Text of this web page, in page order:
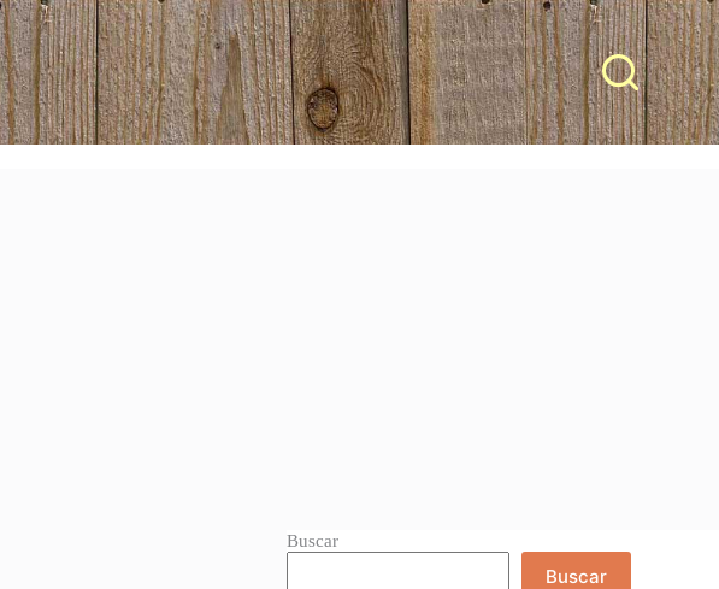
Buscar
Buscar